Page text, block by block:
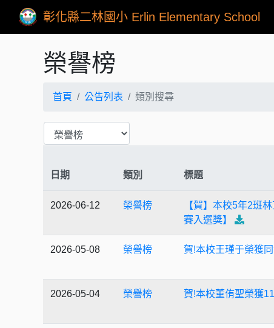
彰化縣二林國小 Erlin Elementary School
榮譽榜
首頁 公告列表 類別搜尋
日期 類別 標題
2026-06-12 榮譽榜
【賀】本校5年2班
賽入選獎】
2026-05-08 榮譽榜 賀!本校王瑾于榮獲
2026-05-04 榮譽榜 賀!本校董侑聖榮獲